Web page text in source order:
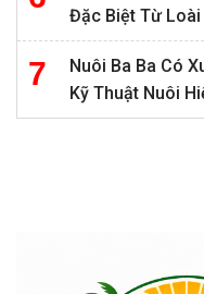
Đặc Biệt Từ
Nuôi Ba Ba Có
Kỹ Thuật Nuôi